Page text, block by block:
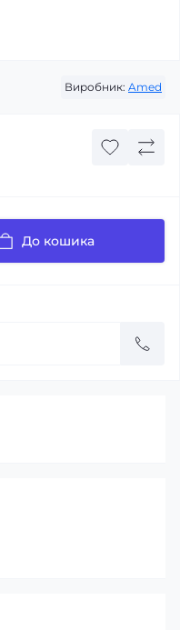
Виробник: Amed
До кошика